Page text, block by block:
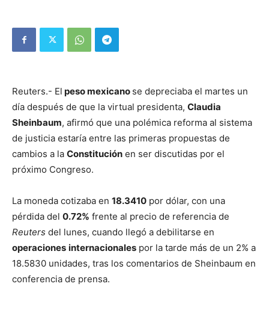
Reuters.- El peso mexicano se depreciaba el martes un
día después de que la virtual presidenta, Claudia
Sheinbaum, afirmó que una polémica reforma al sistema
de justicia estaría entre las primeras propuestas de
cambios a la Constitución en ser discutidas por el
próximo Congreso.
La moneda cotizaba en 18.3410 por dólar, con una
pérdida del 0.72% frente al precio de referencia de
Reuters del lunes, cuando llegó a debilitarse en
operaciones internacionales por la tarde más de un 2% a
18.5830 unidades, tras los comentarios de Sheinbaum en
conferencia de prensa.